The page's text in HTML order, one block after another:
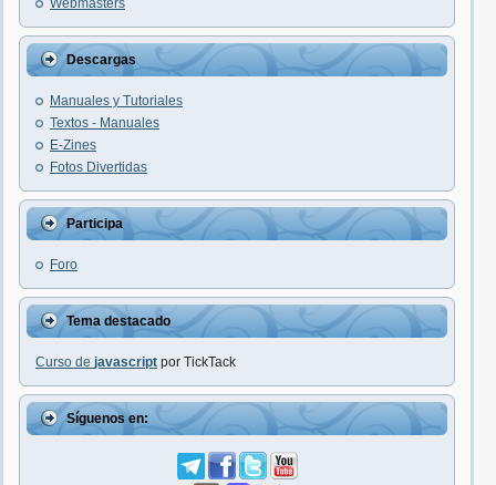
Webmasters
Descargas
Manuales y Tutoriales
Textos - Manuales
E-Zines
Fotos Divertidas
Participa
Foro
Tema destacado
Curso de javascript por TickTack
Síguenos en: